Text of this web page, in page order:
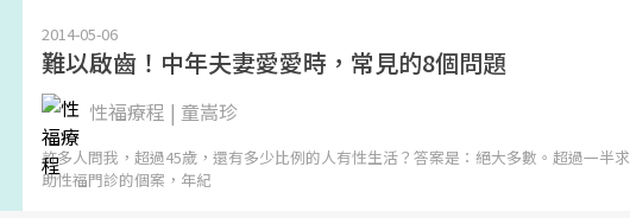
2014-05-06
難以啟齒！中年夫妻愛愛時，常見的8個問題
性福療程 | 童嵩珍
許多人問我，超過45歲，還有多少比例的人有性生活？答案是：絕大多數。超過一半求
助性福門診的個案，年紀